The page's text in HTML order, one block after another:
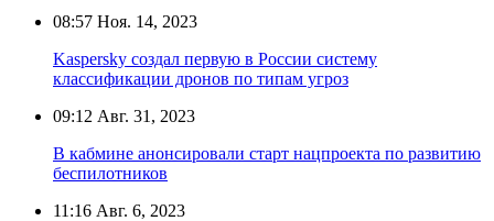
08:57 Ноя. 14, 2023
Kaspersky создал первую в России систему
классификации дронов по типам угроз
09:12 Авг. 31, 2023
В кабмине анонсировали старт нацпроекта по развитию
беспилотников
11:16 Авг. 6, 2023